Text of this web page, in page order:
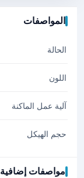
المواصفات
الحالة
اللون
آلية عمل الماكنة
حجم الهيكل
مواصفات إضافية